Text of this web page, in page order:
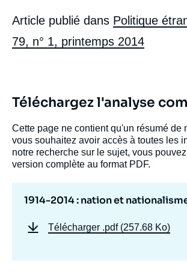
Article publié dans Politique
79, n° 1, printemps 2014
Téléchargez l'analyse
Cette page ne contient qu'un résumé de
vous souhaitez avoir accès à toutes les
notre recherche sur le sujet, vous
version complète au format PDF.
1914-2014 : nation et
Télécharger .pdf (257.68 Ko)